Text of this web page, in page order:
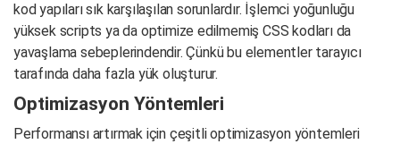
kod yapıları sık karşılaşılan sorunlardır. İşlemci yoğunluğu
yüksek scripts ya da optimize edilmemiş CSS kodları da
yavaşlama sebeplerindendir. Çünkü bu elementler tarayıcı
tarafında daha fazla yük oluşturur.
Optimizasyon Yöntemleri
Performansı artırmak için çeşitli optimizasyon yöntemleri